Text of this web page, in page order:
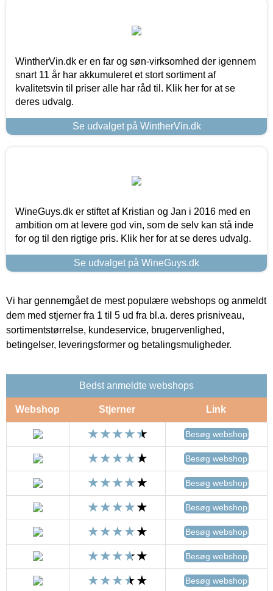
WintherVin.dk er en far og søn-virksomhed der igennem
snart 11 år har akkumuleret et stort sortiment af
kvalitetsvin til priser alle har råd til. Klik her for at se
deres udvalg.
Se udvalget på WintherVin.dk
WineGuys.dk er stiftet af Kristian og Jan i 2016 med en
ambition om at levere god vin, som de selv kan stå inde
for og til den rigtige pris. Klik her for at se deres udvalg.
Se udvalget på WineGuys.dk
Vi har gennemgået de mest populære webshops og anmeldt
dem med stjerner fra 1 til 5 ud fra bl.a. deres prisniveau,
sortimentstørrelse, kundeservice, brugervenlighed,
betingelser, leveringsformer og betalingsmuligheder.
Bedst anmeldte webshops
Webshop Stjerner Link
Besøg webshop
Besøg webshop
Besøg webshop
Besøg webshop
Besøg webshop
Besøg webshop
Besøg webshop